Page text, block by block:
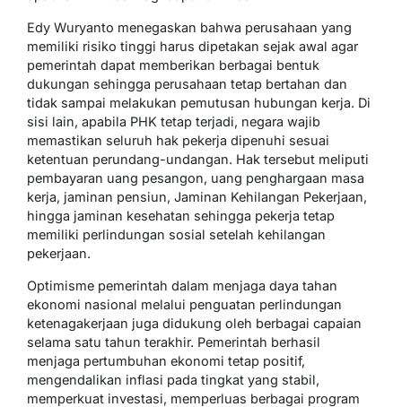
Edy Wuryanto menegaskan bahwa perusahaan yang
memiliki risiko tinggi harus dipetakan sejak awal agar
pemerintah dapat memberikan berbagai bentuk
dukungan sehingga perusahaan tetap bertahan dan
tidak sampai melakukan pemutusan hubungan kerja. Di
sisi lain, apabila PHK tetap terjadi, negara wajib
memastikan seluruh hak pekerja dipenuhi sesuai
ketentuan perundang-undangan. Hak tersebut meliputi
pembayaran uang pesangon, uang penghargaan masa
kerja, jaminan pensiun, Jaminan Kehilangan Pekerjaan,
hingga jaminan kesehatan sehingga pekerja tetap
memiliki perlindungan sosial setelah kehilangan
pekerjaan.
Optimisme pemerintah dalam menjaga daya tahan
ekonomi nasional melalui penguatan perlindungan
ketenagakerjaan juga didukung oleh berbagai capaian
selama satu tahun terakhir. Pemerintah berhasil
menjaga pertumbuhan ekonomi tetap positif,
mengendalikan inflasi pada tingkat yang stabil,
memperkuat investasi, memperluas berbagai program